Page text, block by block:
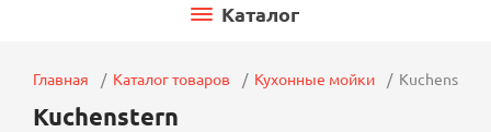
Каталог
Главная Каталог товаров Кухонные мойки Kuchenstern
Kuchenstern